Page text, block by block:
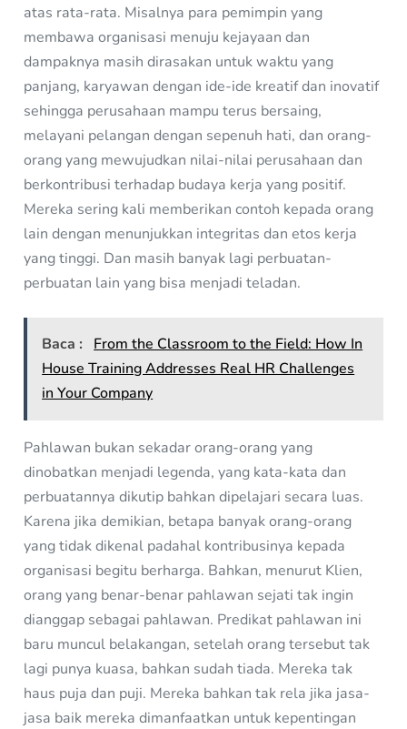
atas rata-rata. Misalnya para pemimpin yang
membawa organisasi menuju kejayaan dan
dampaknya masih dirasakan untuk waktu yang
panjang, karyawan dengan ide-ide kreatif dan inovatif
sehingga perusahaan mampu terus bersaing,
melayani pelangan dengan sepenuh hati, dan orang-
orang yang mewujudkan nilai-nilai perusahaan dan
berkontribusi terhadap budaya kerja yang positif.
Mereka sering kali memberikan contoh kepada orang
lain dengan menunjukkan integritas dan etos kerja
yang tinggi. Dan masih banyak lagi perbuatan-
perbuatan lain yang bisa menjadi teladan.
Baca : From the Classroom to the Field: How In
House Training Addresses Real HR Challenges
in Your Company
Pahlawan bukan sekadar orang-orang yang
dinobatkan menjadi legenda, yang kata-kata dan
perbuatannya dikutip bahkan dipelajari secara luas.
Karena jika demikian, betapa banyak orang-orang
yang tidak dikenal padahal kontribusinya kepada
organisasi begitu berharga. Bahkan, menurut Klien,
orang yang benar-benar pahlawan sejati tak ingin
dianggap sebagai pahlawan. Predikat pahlawan ini
baru muncul belakangan, setelah orang tersebut tak
lagi punya kuasa, bahkan sudah tiada. Mereka tak
haus puja dan puji. Mereka bahkan tak rela jika jasa-
jasa baik mereka dimanfaatkan untuk kepentingan